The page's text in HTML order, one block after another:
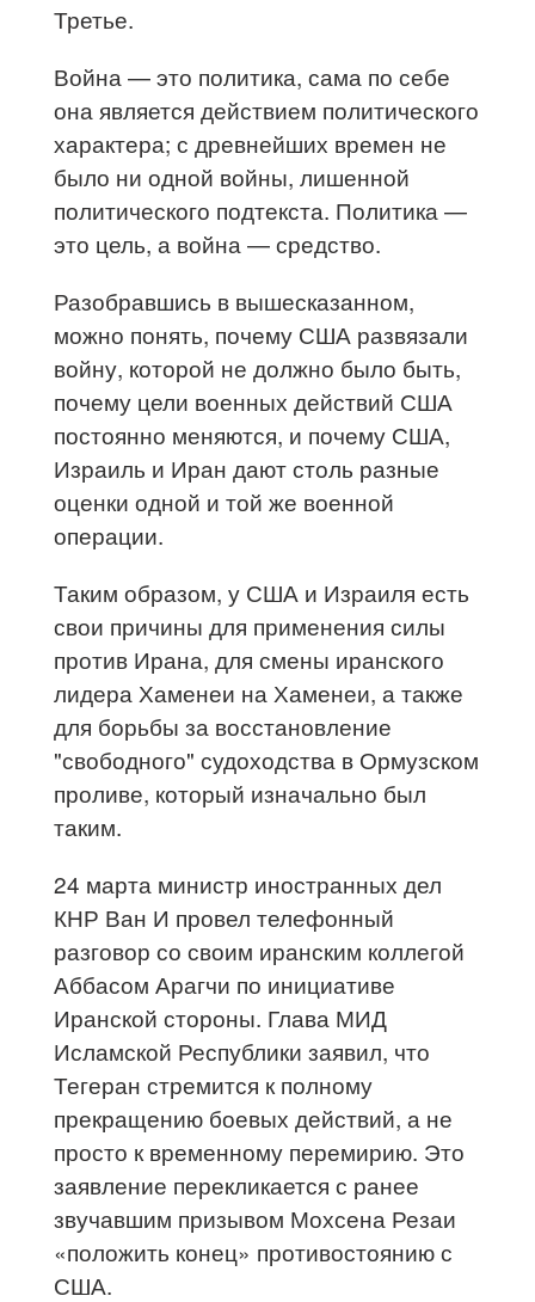
Третье.
Война — это политика, сама по себе
она является действием политического
характера; с древнейших времен не
было ни одной войны, лишенной
политического подтекста. Политика —
это цель, а война — средство.
Разобравшись в вышесказанном,
можно понять, почему США развязали
войну, которой не должно было быть,
почему цели военных действий США
постоянно меняются, и почему США,
Израиль и Иран дают столь разные
оценки одной и той же военной
операции.
Таким образом, у США и Израиля есть
свои причины для применения силы
против Ирана, для смены иранского
лидера Хаменеи на Хаменеи, а также
для борьбы за восстановление
"свободного" судоходства в Ормузском
проливе, который изначально был
таким.
24 марта министр иностранных дел
КНР Ван И провел телефонный
разговор со своим иранским коллегой
Аббасом Арагчи по инициативе
Иранской стороны. Глава МИД
Исламской Республики заявил, что
Тегеран стремится к полному
прекращению боевых действий, а не
просто к временному перемирию. Это
заявление перекликается с ранее
звучавшим призывом Мохсена Резаи
«положить конец» противостоянию с
США.